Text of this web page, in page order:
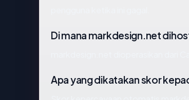
Di mana markdesign.net
Apa yang dikatakan skor